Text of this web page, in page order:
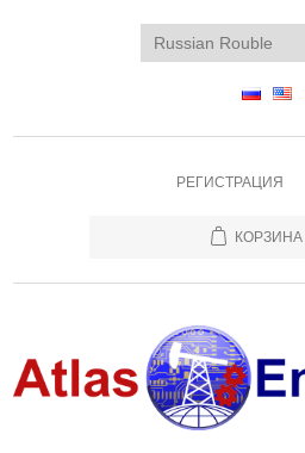
РЕГИСТРАЦИЯ
КОРЗИНА